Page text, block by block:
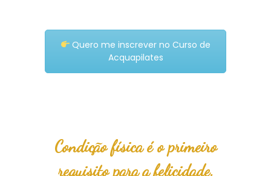
Quero me inscrever no Curso de
Acquapilates
Condição física é o primeiro
requisito para a felicidade.